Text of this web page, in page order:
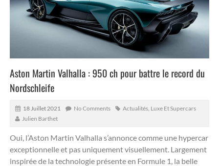
Aston Martin Valhalla : 950 ch pour battre le record du
Nordschleife
18 Juillet 2021 No Comments Actualités Luxe Et Supercars
Julien Barthet
Oui, l’Aston Martin Valhalla s’annonce comme une hypercar
exceptionnelle et pas uniquement visuellement. Largement
inspirée de la technologie présente en Formule 1, la belle